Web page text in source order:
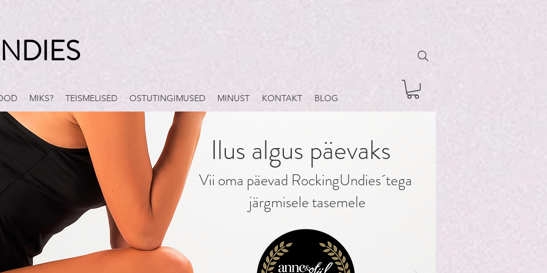
MIKS? TEISMELISED OSTUTINGIMUSED MINUST KONTAKT BLOG
Ilus algus päevaks
Vii oma päevad RockingUndies´tega
järgmisele tasemele